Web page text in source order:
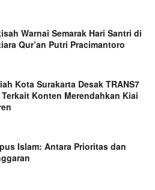
Warnai Semarak Hari Santri di
Qur’an Putri Pracimantoro
Kota Surakarta Desak TRANS7
Konten Merendahkan Kiai
Islam: Antara Prioritas dan